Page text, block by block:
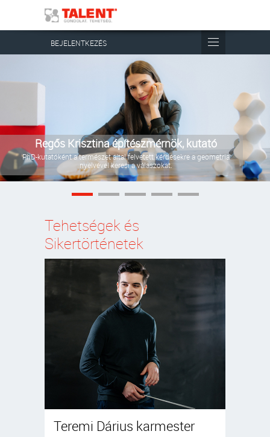
BEJELENTKEZÉS
Bernát-Sterl Alexandra vállalkozó
Collarful nevű vállalkozásában nyakörveket, pórázokat, egyéb
kutyás kiegészítőket készít, immáron negyedik éve.
Tehetségek és
Sikertörténetek
Teremi Dárius karmester